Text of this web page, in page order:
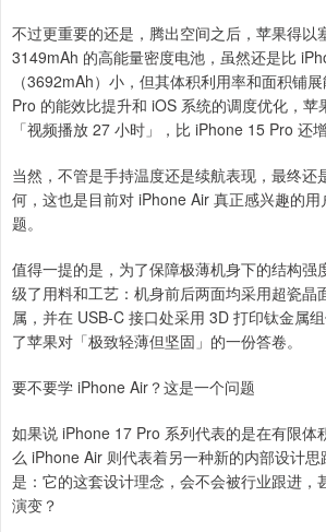
不过更重要的还是，腾出空间之后，苹果得以
3149mAh 的高能量密度电池，虽然还是比
（3692mAh）小，但其体积利用率和面积铺
Pro 的能效比提升和 iOS 系统的调度优化，苹
「视频播放 27 小时」，比 iPhone 15 Pro 还
当然，不管是手持温度还是续航表现，最终还
何，这也是目前对 iPhone Air 真正感兴趣的
题。
值得一提的是，为了保障极薄机身下的结构强
级了用料和工艺：机身前后两面均采用超瓷晶
属，并在 USB-C 接口处采用 3D 打印钛金属
了苹果对「极致轻薄但坚固」的一份答卷。
要不要学 iPhone Air？这是一个问题
如果说 iPhone 17 Pro 系列代表的是在有限体
么 iPhone Air 则代表着另一种新的内部设计
是：它的这套设计理念，会不会被行业跟进，
演变？